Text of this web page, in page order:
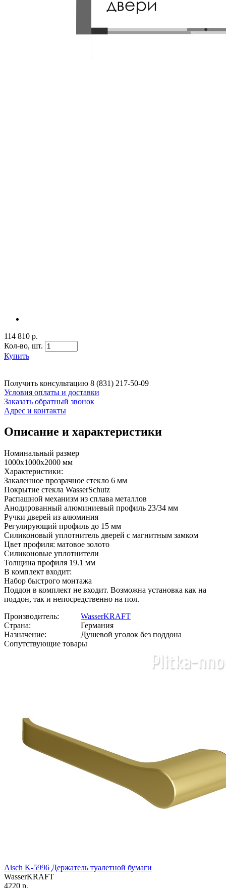
114 810 р.
Кол-во, шт.
Купить
Получить консультацию 8 (831) 217-50-09
Условия оплаты и доставки
Заказать обратный звонок
Адрес и контакты
Описание и характеристики
Номинальный размер
1000x1000х2000 мм
Характеристики:
Закаленное прозрачное стекло 6 мм
Покрытие стекла WasserSchutz
Распашной механизм из сплава металлов
Анодированный алюминиевый профиль 23/34 мм
Ручки дверей из алюминия
Регулирующий профиль до 15 мм
Силиконовый уплотнитель дверей с магнитным замком
Цвет профиля: матовое золото
Силиконовые уплотнители
Толщина профиля 19.1 мм
В комплект входит:
Набор быстрого монтажа
Поддон в комплект не входит. Возможна установка как на
поддон, так и непосредственно на пол.
Производитель:
WasserKRAFT
Страна:
Германия
Назначение:
Душевой уголок без поддона
Сопутствующие товары
Aisch K-5996 Держатель туалетной бумаги
WasserKRAFT
4220 р.